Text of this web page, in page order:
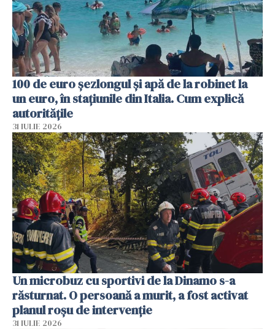
100 de euro șezlongul și apă de la robinet la
un euro, în stațiunile din Italia. Cum explică
autoritățile
31 IULIE 2026
Un microbuz cu sportivi de la Dinamo s-a
răsturnat. O persoană a murit, a fost activat
planul roșu de intervenție
31 IULIE 2026